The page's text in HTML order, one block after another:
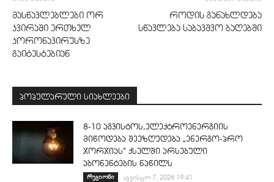
მასწავლებლები ორ
კვირაში ერთხელ
კორონავირუსზე
გაიტესტებიან
როდის განახლდება
სწავლება საბავშვო ბაღებში
პოპულარული სიახლეები
8-10 აგვისტოს,ელექტროენერგიის
მიწოდება შეეზღუდება „ენერგო-პრო
ჯორჯიას“ ქსელში არსებული
აბონენტების ნაწილს
რეგიონი აგვისტო 7, 2026 19:41